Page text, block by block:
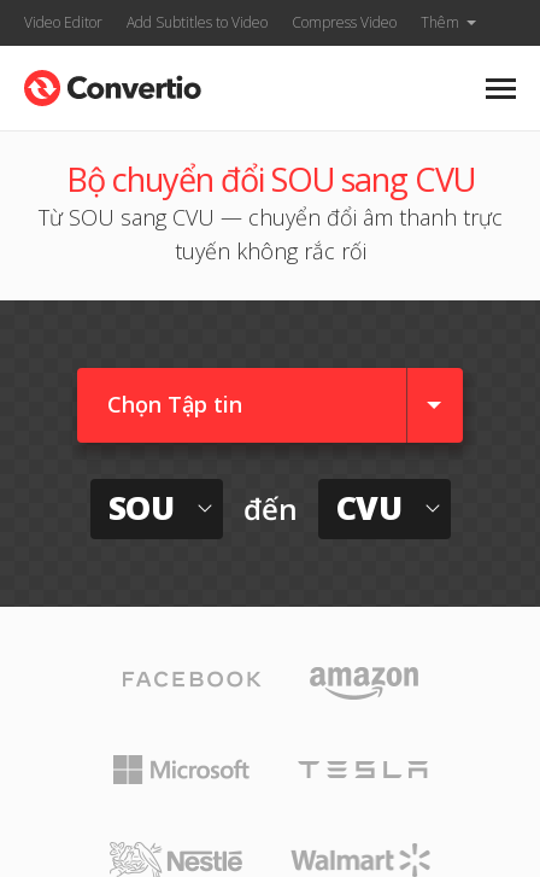
Video Editor Add Subtitles to Video Compress Video Thêm
Bộ chuyển đổi SOU sang CVU
Từ SOU sang CVU — chuyển đổi âm thanh trực
tuyến không rắc rối
Chọn Tập tin
SOU đến CVU